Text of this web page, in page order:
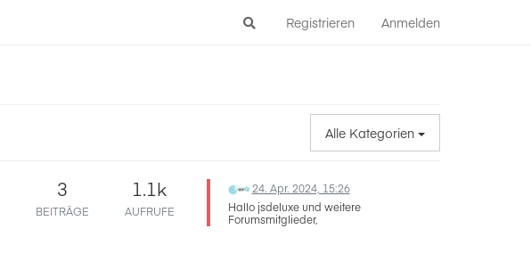
Registrieren Anmelden
Alle Kategorien
3
BEITRÄGE
1.1k
AUFRUFE
24. Apr. 2024, 15:26
Hallo jsdeluxe und weitere
Forumsmitglieder,